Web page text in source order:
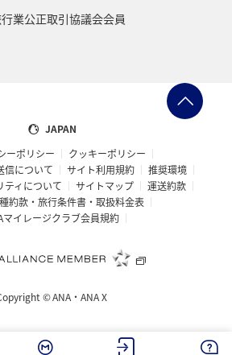
業公正取引協議会会員
JAPAN
ーポリシー
クッキーポリシー
信について
サイト利用規約
推奨環境
ティについて
サイトマップ
運送約款
約款・旅行条件書・取扱料金表
マイレージクラブ会員規約
©ANA・ANA X